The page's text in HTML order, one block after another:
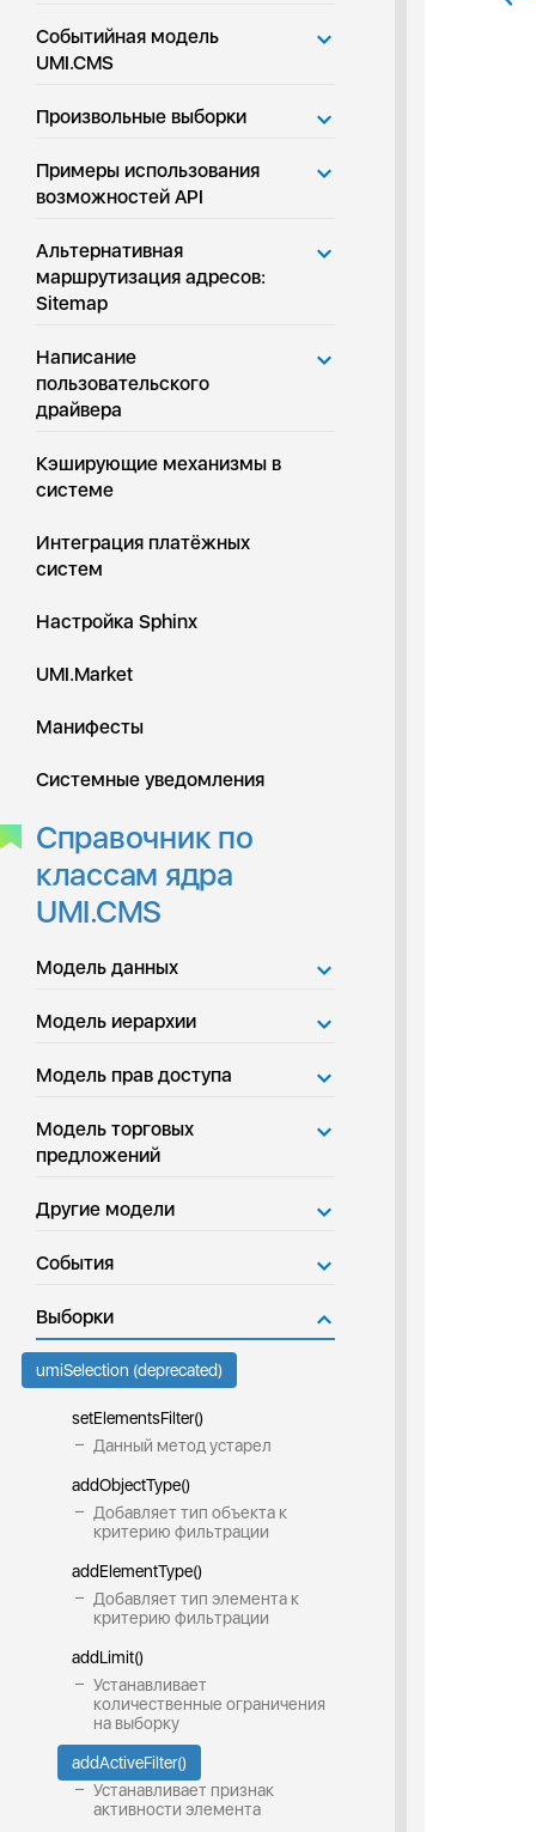
Событийная модель
UMI.CMS
Произвольные выборки
Примеры использования
возможностей API
Альтернативная
маршрутизация адресов:
Sitemap
Написание
пользовательского
драйвера
Кэширующие механизмы в
системе
Интеграция платёжных
систем
Настройка Sphinx
UMI.Market
Манифесты
Системные уведомления
Справочник по
классам ядра
UMI.CMS
Модель данных
Модель иерархии
Модель прав доступа
Модель торговых
предложений
Другие модели
События
Выборки
umiSelection (deprecated)
setElementsFilter()
Данный метод устарел
addObjectType()
Добавляет тип объекта к
критерию фильтрации
addElementType()
Добавляет тип элемента к
критерию фильтрации
addLimit()
Устанавливает
количественные ограничения
на выборку
addActiveFilter()
Устанавливает признак
активности элемента